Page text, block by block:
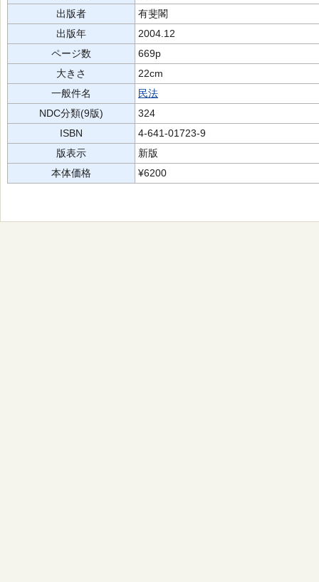
出版者
有斐閣
出版年
2004.12
ページ数
669p
大きさ
22cm
一般件名
民法
NDC分類(9版)
324
ISBN
4-641-01723-9
版表示
新版
本体価格
¥6200